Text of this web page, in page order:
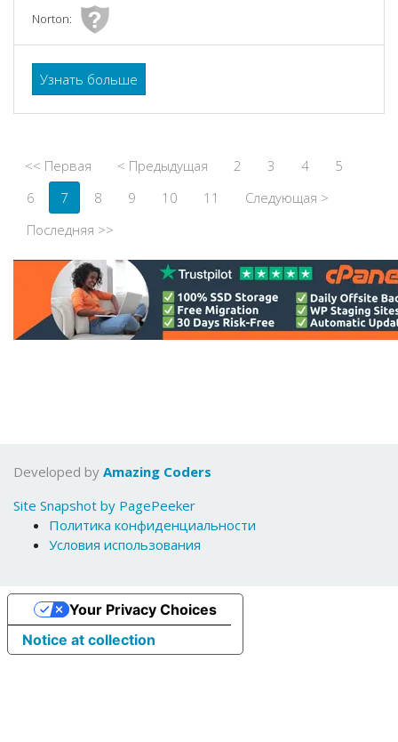
Norton:
Узнать больше
<< Первая < Предыдущая 2 3 4
5
6
7 8 9 10 11
Следующая >
Последняя >>
Developed by Amazing Coders
Site Snapshot by PagePeeker
Политика конфиденциальности
Условия использования
Notice at collection
Your Privacy Choices